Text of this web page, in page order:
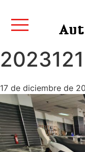
17 de diciembre de